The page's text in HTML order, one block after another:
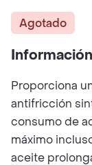
Agotado
Proporciona
antifricción
consumo de
máximo
aceite